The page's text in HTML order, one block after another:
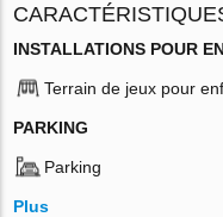
INSTALLATIONS POUR
Terrain de jeux pour
PARKING
Parking
Plus